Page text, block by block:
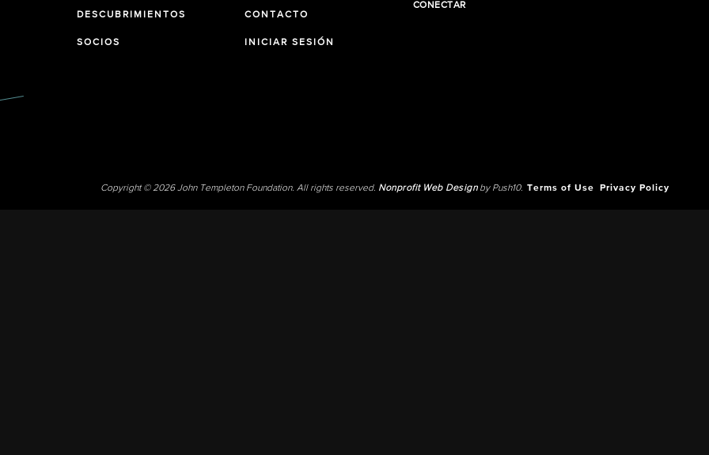
DESCUBRIMIENTOS
SOCIOS
CONTACTO
INICIAR SESIÓN
CONECTAR
Copyright © 2026 John Templeton Foundation. All rights reserved. Nonprofit Web Designby Push10. Terms of Use Privacy Policy